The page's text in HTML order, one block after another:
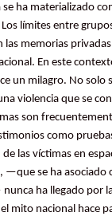
se ha materializado
límites entre
las memorias
En este
un milagro. No solo
violencia que se
son
como
las víctimas en
se ha asociado
ha llegado por
mito nacional hace